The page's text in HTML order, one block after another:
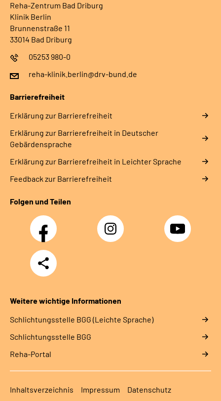
Reha-Zentrum Bad Driburg
Klinik Berlin
Brunnenstraße 11
33014 Bad Driburg
05253 980-0
reha-klinik.berlin@drv-bund.de
Barrierefreiheit
Erklärung zur Barrierefreiheit
Erklärung zur Barrierefreiheit in Deutscher
Gebärdensprache
Erklärung zur Barrierefreiheit in Leichter Sprache
Feedback zur Barrierefreiheit
Folgen und Teilen
Facebook Instagram YouTube
Teilen
Weitere wichtige Informationen
Schlich­tungs­stel­le BGG (Leichte Sprache)
Schlich­tungs­stel­le BGG
Reha-Portal
Inhaltsverzeichnis Impressum Datenschutz